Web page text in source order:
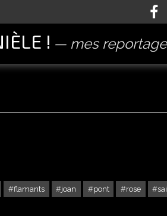
! mes
flamants joan pont rose